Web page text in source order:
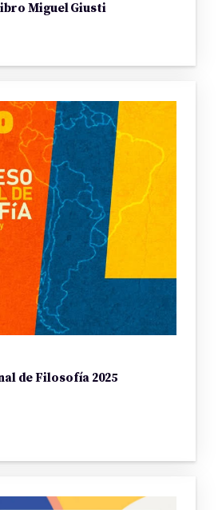
Miguel Giusti
de Filosofía 2025